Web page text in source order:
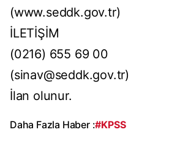
(www.seddk.gov.tr)
İLETİŞİM
(0216) 655 69 00
(sinav@seddk.gov.tr)
İlan olunur.
Daha Fazla Haber :#KPSS